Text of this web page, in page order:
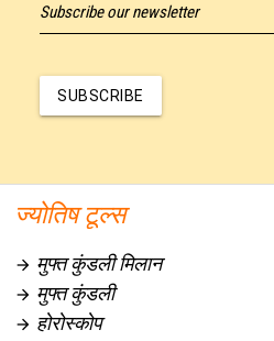
Subscribe our newsletter
SUBSCRIBE
ज्योतिष टूल्स
 मुफ्त कुंडली मिलान
 मुफ्त कुंडली
 होरोस्कोप